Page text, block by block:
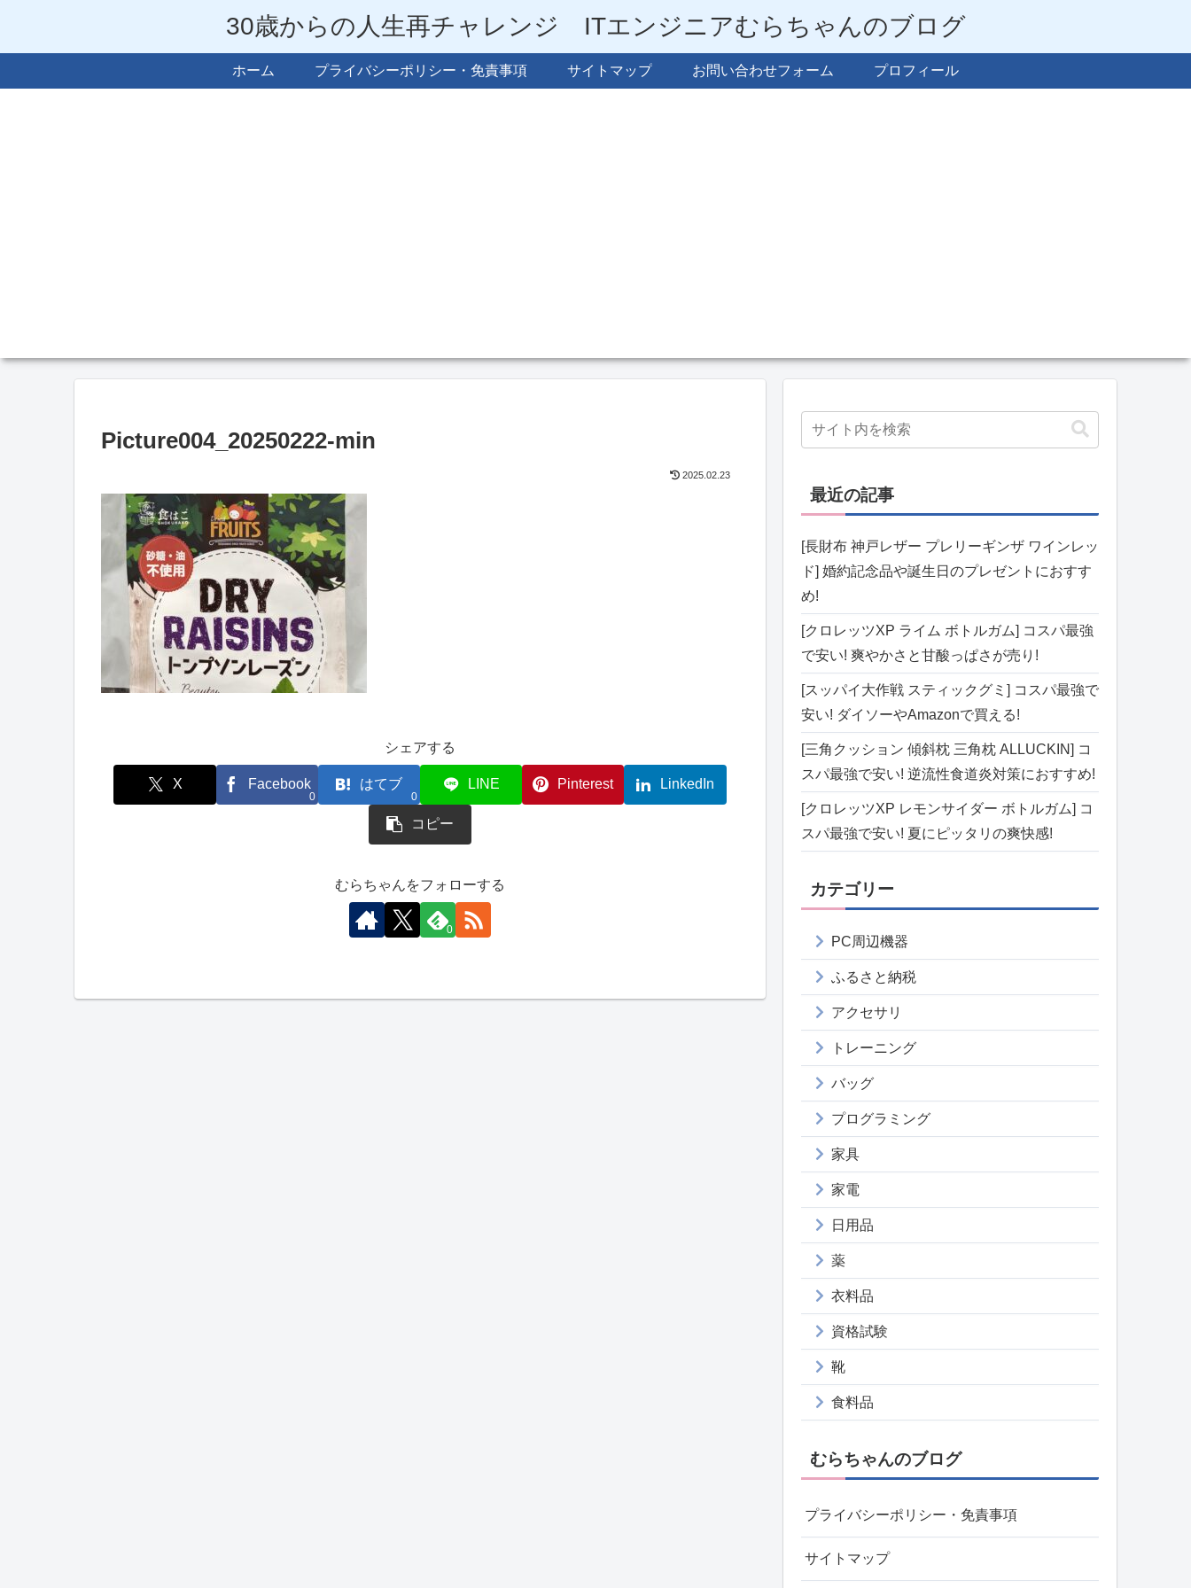
30歳からの人生再チャレンジ ITエンジニアむらちゃんのブログ
ホーム プライバシーポリシー・免責事項 サイトマップ お問い合わせフォーム プロフィール
Picture004_20250222-min
2025.02.23
シェアする
X Facebook
0
はてブ
0
LINE Pinterest LinkedIn
コピー
むらちゃんをフォローする
0
最近の記事
[長財布 神戸レザー プレリーギンザ ワインレッ
ド] 婚約記念品や誕生日のプレゼントにおすす
め!
[クロレッツXP ライム ボトルガム] コスパ最強
で安い! 爽やかさと甘酸っぱさが売り!
[スッパイ大作戦 スティックグミ] コスパ最強で
安い! ダイソーやAmazonで買える!
[三角クッション 傾斜枕 三角枕 ALLUCKIN] コ
スパ最強で安い! 逆流性食道炎対策におすすめ!
[クロレッツXP レモンサイダー ボトルガム] コ
スパ最強で安い! 夏にピッタリの爽快感!
カテゴリー
PC周辺機器
ふるさと納税
アクセサリ
トレーニング
バッグ
プログラミング
家具
家電
日用品
薬
衣料品
資格試験
靴
食料品
むらちゃんのブログ
プライバシーポリシー・免責事項
サイトマップ